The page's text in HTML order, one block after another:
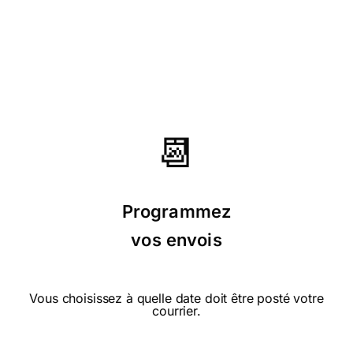
⭐⭐⭐⭐⭐ le 05/08/24 : tout est parfait
,bonne continuation!!
📆
Programmez
vos envois
Vous choisissez à quelle date doit être posté votre
courrier.